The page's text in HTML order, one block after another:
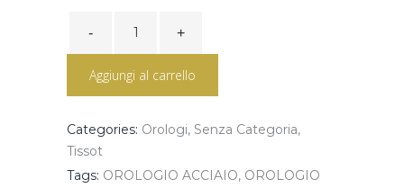
Chrono
T116.417.11.052.00
Aggiungi al carrello
Categories: Orologi, Senza Categoria,
Tissot
Tags: OROLOGIO ACCIAIO, OROLOGIO